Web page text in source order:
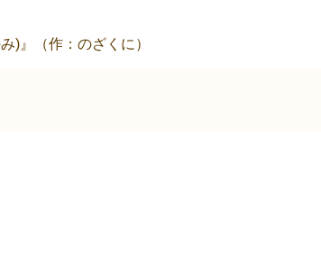
)』（作：のざくに）